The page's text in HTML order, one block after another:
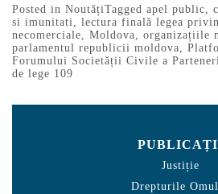
Posted in NoutățiTagged apel public,
si imunitati, lectura finală legea
necomerciale, Moldova, organizațiile
parlamentul republicii moldova,
Forumului Societății Civile a
de lege 109
Justiție
Drepturile